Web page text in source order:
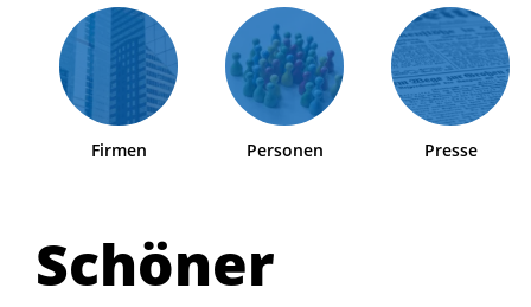
Firmen Personen Presse
Schöner